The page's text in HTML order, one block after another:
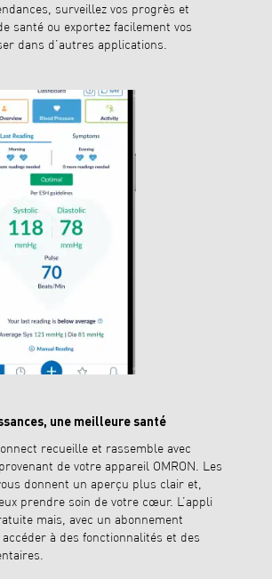
surveillez vos progrès et
santé ou exportez facilement vos
dans d’autres applications.
une meilleure santé
recueille et rassemble avec
de votre appareil OMRON. Les
donnent un aperçu plus clair et,
prendre soin de votre cœur. L’appli
mais, avec un abonnement
à des fonctionnalités et des